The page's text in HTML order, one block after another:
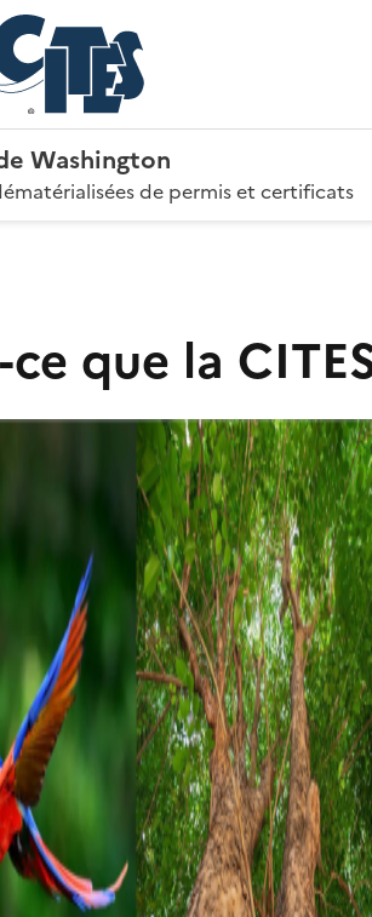
Washington
de permis et certificats
que la